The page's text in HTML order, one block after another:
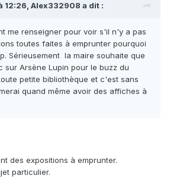
12:26, Alex332908 a dit :
me renseigner pour voir s'il n'y a pas
toutes faites à emprunter pourquoi
Sérieusement la maire souhaite que
sur Arsène Lupin pour le buzz du
petite bibliothèque et c'est sans
quand même avoir des affiches à
des expositions à emprunter.
particulier.